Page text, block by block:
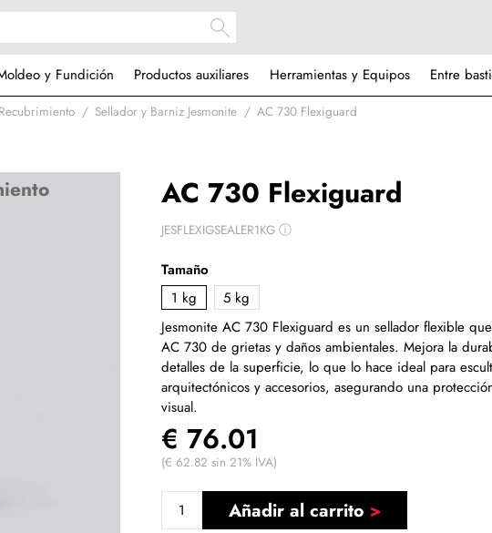
y Fundición Productos auxiliares Herramientas y Equipos Entre
Sellador y Barniz Jesmonite AC 730 Flexiguard
AC 730 Flexiguard
JESFLEXIGSEALER1KGⓘ
Tamaño
1 kg
5 kg
Jesmonite AC 730 Flexiguard es un sellador flexible
AC 730 de grietas y daños ambientales. Mejora la
detalles de la superficie, lo que lo hace ideal para
arquitectónicos y accesorios, asegurando una
visual.
€ 76.01
(€ 62.82 sin 21% IVA)
Añadir al carrito